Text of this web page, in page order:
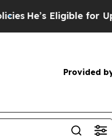
He’s Eligible for Up to
Provided